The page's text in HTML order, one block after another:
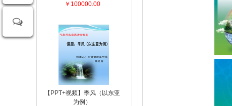
￥100000.00
【PPT+视频】季风（以东亚
为例）